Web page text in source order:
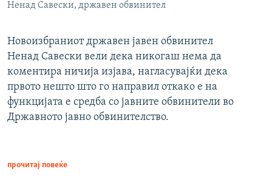
Ненад Савески, државен обвинител
Новоизбраниот државен јавен обвинител
Ненад Савески вели дека никогаш нема да
коментира ничија изјава, нагласувајќи дека
првото нешто што го направил откако е на
функцијата е средба со јавните обвинители во
Државното јавно обвинителство.
прочитај повеќе